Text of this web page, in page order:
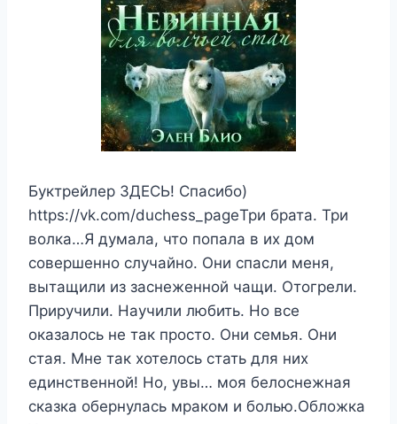
Буктрейлер ЗДЕСЬ! Спасибо)
https://vk.com/duchess_pageТри брата. Три
волка…Я думала, что попала в их дом
совершенно случайно. Они спасли меня,
вытащили из заснеженной чащи. Отогрели.
Приручили. Научили любить. Но все
оказалось не так просто. Они семья. Они
стая. Мне так хотелось стать для них
единственной! Но, увы… моя белоснежная
сказка обернулась мраком и болью.Обложка